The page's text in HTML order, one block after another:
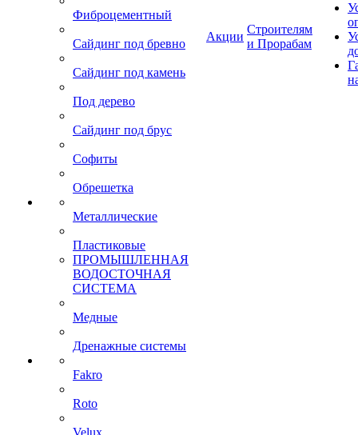
Фиброцементный
Сайдинг под бревно
Сайдинг под камень
Под дерево
Сайдинг под брус
Софиты
Обрешетка
Металлические
Пластиковые
ПРОМЫШЛЕННАЯ
ВОДОСТОЧНАЯ
СИСТЕМА
Медные
Дренажные системы
Fakro
Roto
Velux
Акции
Строителям
и Прорабам